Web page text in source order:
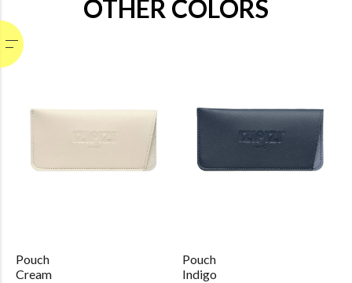
OTHER COLORS
Pouch
Cream
Pouch
Indigo